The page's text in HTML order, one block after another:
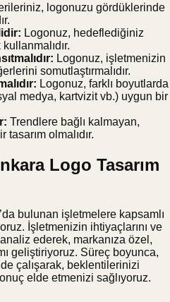
logonuzu gördüklerinde
Logonuz, hedeflediğiniz
Logonuz, işletmenizin
somutlaştırmalıdır.
Logonuz, farklı boyutlarda
medya, kartvizit vb.) uygun bir
Trendlere bağlı kalmayan,
olmalıdır.
Logo Tasarım
bulunan işletmelere kapsamlı
İşletmenizin ihtiyaçlarını ve
ederek, markanıza özel,
geliştiriyoruz. Süreç boyunca,
çalışarak, beklentilerinizi
elde etmenizi sağlıyoruz.